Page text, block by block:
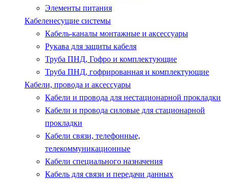
Элементы питания
Кабеленесущие системы
Кабель-каналы монтажные и аксессуары
Рукава для защиты кабеля
Труба ПНД, Гофро и комплектующие
Труба ПНД, гофрированная и комплектующие
Кабели, провода и аксессуары
Кабели и провода для нестационарной прокладки
Кабели и провода силовые для стационарной
прокладки
Кабели связи, телефонные,
телекоммуникационные
Кабели специального назначения
Кабель для связи и передачи данных